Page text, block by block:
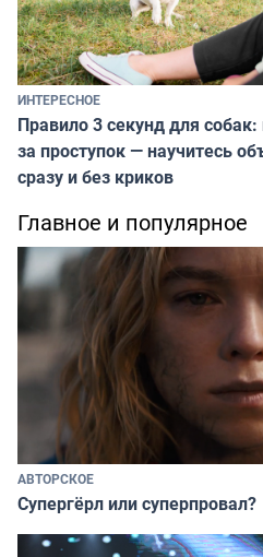
ИНТЕРЕСНОЕ
Правило 3 секунд для
за проступок — научитесь
сразу и без криков
Главное и популярное
АВТОРСКОЕ
Супергёрл или суперпровал?